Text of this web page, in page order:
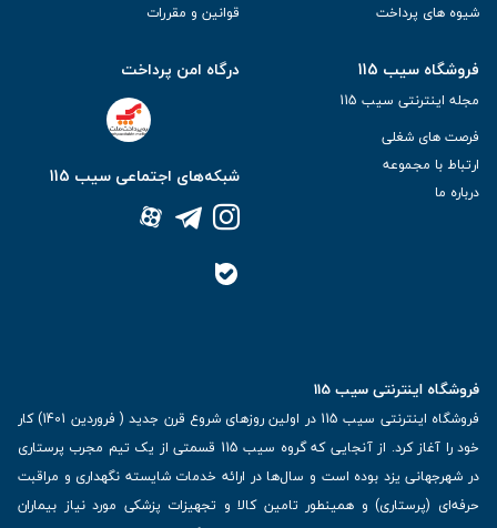
شیوه های پرداخت
قوانین و مقررات
فروشگاه سیب 115
مجله اینترنتی سیب 115
فرصت های شغلی
ارتباط با مجموعه
درباره ما
درگاه امن پرداخت
شبکه‌های اجتماعی سیب 115
فروشگاه اینترنتی سیب 115
فروشگاه اینترنتی سیب 115 در اولین روزهای شروع قرن جدید ( فروردین 1401) کار
خود را آغاز کرد. از آنجایی که گروه سیب 115 قسمتی از یک تیم مجرب پرستاری
در شهرجهانی یزد بوده است و سال‌ها در ارائه خدمات شایسته نگهداری و مراقبت
حرفه‌ای (پرستاری) و همینطور تامین کالا و تجهیزات پزشکی مورد نیاز بیماران